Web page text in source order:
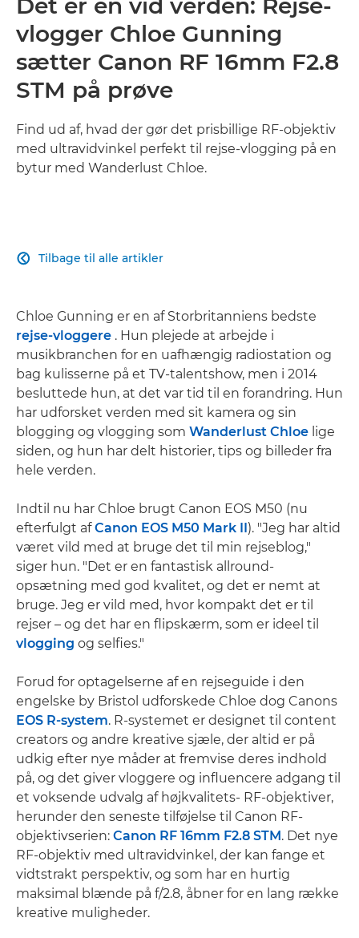
Det er en vid verden: Rejse-
vlogger Chloe Gunning
sætter Canon RF 16mm F2.8
STM på prøve
Find ud af, hvad der gør det prisbillige RF-objektiv
med ultravidvinkel perfekt til rejse-vlogging på en
bytur med Wanderlust Chloe.
Tilbage til alle artikler

Chloe Gunning er en af Storbritanniens bedste
rejse-vloggere . Hun plejede at arbejde i
musikbranchen for en uafhængig radiostation og
bag kulisserne på et TV-talentshow, men i 2014
besluttede hun, at det var tid til en forandring. Hun
har udforsket verden med sit kamera og sin
blogging og vlogging som Wanderlust Chloe lige
siden, og hun har delt historier, tips og billeder fra
hele verden.
Indtil nu har Chloe brugt Canon EOS M50 (nu
efterfulgt afCanon EOS M50 Mark II). "Jeg har altid
været vild med at bruge det til min rejseblog,"
siger hun. "Det er en fantastisk allround-
opsætning med god kvalitet, og det er nemt at
bruge. Jeg er vild med, hvor kompakt det er til
rejser – og det har en flipskærm, som er ideel til
vlogging og selfies."
Forud for optagelserne af en rejseguide i den
engelske by Bristol udforskede Chloe dog Canons
EOS R-system. R-systemet er designet til content
creators og andre kreative sjæle, der altid er på
udkig efter nye måder at fremvise deres indhold
på, og det giver vloggere og influencere adgang til
et voksende udvalg af højkvalitets- RF-objektiver,
herunder den seneste tilføjelse til Canon RF-
objektivserien: Canon RF 16mm F2.8 STM. Det nye
RF-objektiv med ultravidvinkel, der kan fange et
vidtstrakt perspektiv, og som har en hurtig
maksimal blænde på f/2.8, åbner for en lang række
kreative muligheder.